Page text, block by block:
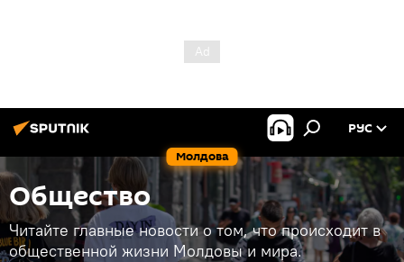
Молдова
РУС
Общество
Читайте главные новости о том, что происходит в
общественной жизни Молдовы и мира.